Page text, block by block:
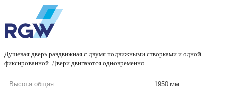
Душевая дверь раздвижная с двумя подвижными створками и одной
фиксированной. Двери двигаютcя одновременно.
Высота общая: 1950 мм